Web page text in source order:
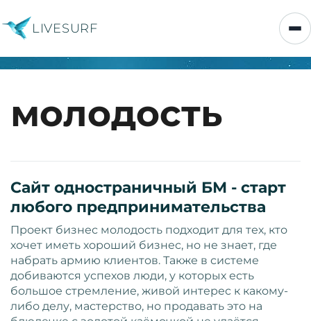
LIVESURF
молодость
Сайт одностраничный БМ - старт
любого предпринимательства
Проект бизнес молодость подходит для тех, кто
хочет иметь хороший бизнес, но не знает, где
набрать армию клиентов. Также в системе
добиваются успехов люди, у которых есть
большое стремление, живой интерес к какому-
либо делу, мастерство, но продавать это на